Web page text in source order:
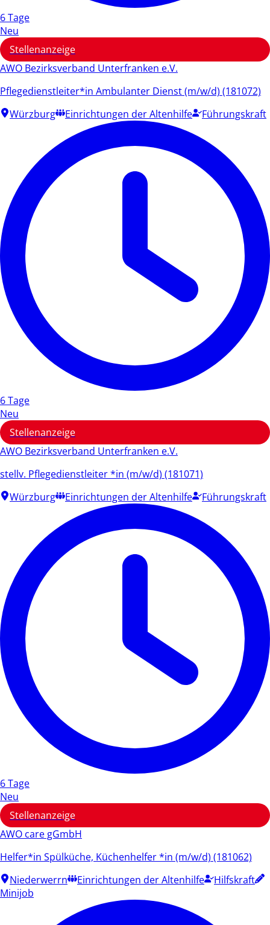
6 Tage
Neu
Stellenanzeige
AWO Bezirksverband Unterfranken e.V.
Pflegedienstleiter*in Ambulanter Dienst (m/w/d) (181072)
Würzburg
Einrichtungen der Altenhilfe Führungskraft
6 Tage
Neu
Stellenanzeige
AWO Bezirksverband Unterfranken e.V.
stellv. Pflegedienstleiter *in (m/w/d) (181071)
Würzburg
Einrichtungen der Altenhilfe Führungskraft
6 Tage
Neu
Stellenanzeige
AWO care gGmbH
Helfer*in Spülküche, Küchenhelfer *in (m/w/d) (181062)
Niederwerrn
Einrichtungen der Altenhilfe
Hilfskraft
Minijob